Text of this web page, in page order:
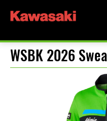
WSBK 2026